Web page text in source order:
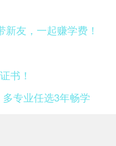
友，一起赚学费！
书！
专业任选3年畅学